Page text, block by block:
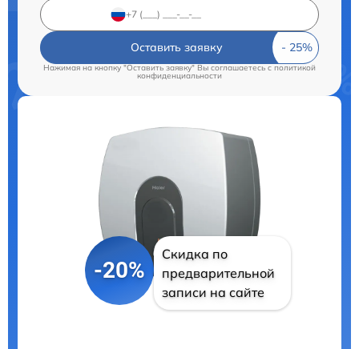
Оставить заявку
Нажимая на кнопку "Оставить заявку" Вы соглашаетесь cполитикой
конфиденциальности
-20%
Скидка по
предварительной
записи на сайте